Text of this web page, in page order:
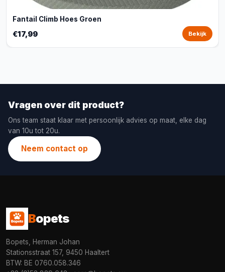
Fantail Climb Hoes Groen
€17,99 Bekijk
Vragen over dit product?
Ons team staat klaar met persoonlijk advies op maat, elke dag
van 10u tot 20u.
Neem contact op
Bopets
Bopets, Herman Johan
Stationsstraat 157, 9450 Haaltert
BTW: BE 0760.058.346